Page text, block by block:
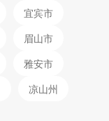
宜宾市
眉山市
雅安市
凉山州